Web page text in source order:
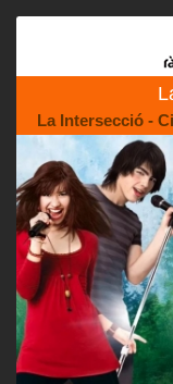
La Intersecció -